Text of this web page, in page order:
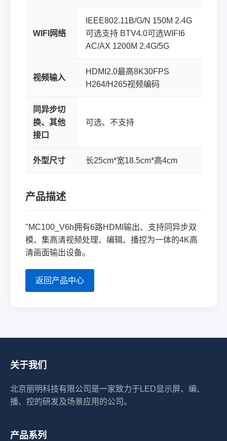
WIFI网络
IEEE802.11B/G/N 150M 2.4G
可选支持 BTV4.0可选WIFI6
AC/AX 1200M 2.4G/5G
视频输入
HDMI2.0最高8K30FPS
H264/H265视频编码
同异步切
换、其他
接口
可选、不支持
外型尺寸 长25cm*宽18.5cm*高4cm
产品描述
"MC100_V6h拥有6路HDMI输出、支持同异步双
模、集高清视频处理、编辑、播控为一体的4K高
清画面输出设备。
返回产品中心
关于我们
北京丽明科技有限公司是一家致力于LED显示屏、编、
播、控的研发及场景应用的公司。
产品系列